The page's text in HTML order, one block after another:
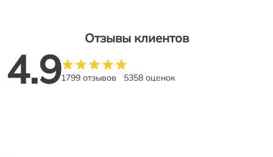
Отзывы клиентов
4.91799 отзывов 5358 оценок